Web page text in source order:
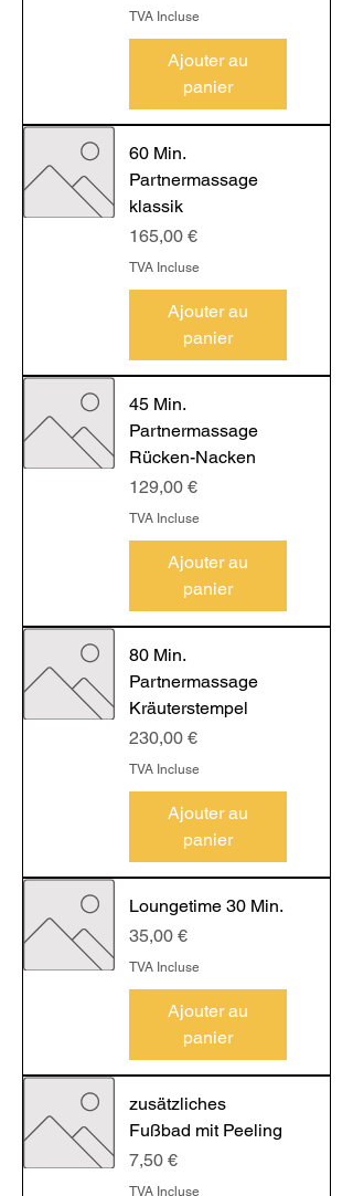
TVA Incluse
Ajouter au
panier
60 Min.
Partnermassage
klassik
Prix
165,00 €
TVA Incluse
Ajouter au
panier
45 Min.
Partnermassage
Rücken-Nacken
Prix
129,00 €
TVA Incluse
Ajouter au
panier
80 Min.
Partnermassage
Kräuterstempel
Prix
230,00 €
TVA Incluse
Ajouter au
panier
Loungetime 30 Min.
Prix
35,00 €
TVA Incluse
Ajouter au
panier
zusätzliches
Fußbad mit Peeling
Prix
7,50 €
TVA Incluse